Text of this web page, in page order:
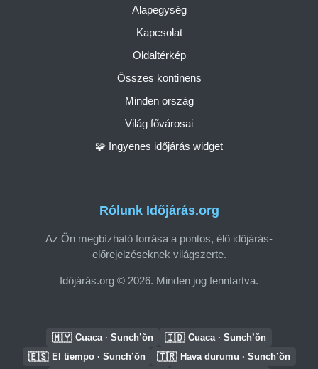
Rólunk Időjárás.org
Az Ön megbízható forrása a pontos, élő időjárás-
előrejelzéseknek világszerte.
Időjárás.org © 2026. Minden jog fenntartva.
Alapegység
Kapcsolat
Oldaltérkép
Összes kontinens
Minden ország
Világ fővárosai
🧩 Ingyenes időjárás widget
🇲🇾 Cuaca · Sunch’ŏn 🇮🇩 Cuaca · Sunch’ŏn
🇪🇸 El tiempo · Sunch’ŏn 🇹🇷 Hava durumu · Sunch’ŏn